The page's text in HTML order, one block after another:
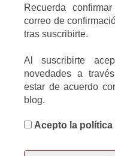
Recuerda
correo de
tras suscribirte.
Al suscribirte
novedades a
estar de acuerdo
blog.
Acepto la